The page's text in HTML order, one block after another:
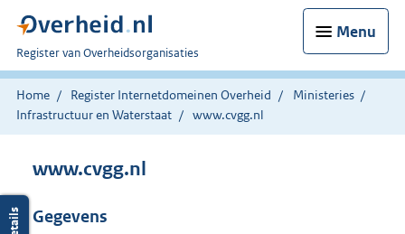
Menu
U
bent
nu
hier:
Register van Overheidsorganisaties
Home Register Internetdomeinen Overheid
Ministeries
Infrastructuur en Waterstaat
www.cvgg.nl
www.cvgg.nl
Gegevens